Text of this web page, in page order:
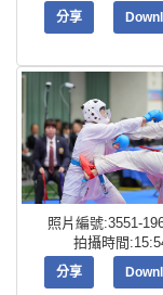
分享
照片編號:3551-
拍攝時間
分享